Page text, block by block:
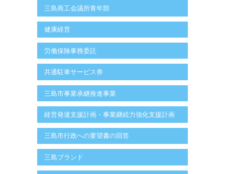
三島商工会議所青年部
健康経営
労働保険事務委託
共通駐車サービス券
三島市事業承継推進事業
経営発達支援計画・事業継続力強化支援計画
三島市行政への要望書の回答
三島ブランド